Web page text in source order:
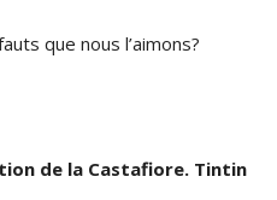
que nous l’aimons?
de la Castafiore. Tintin